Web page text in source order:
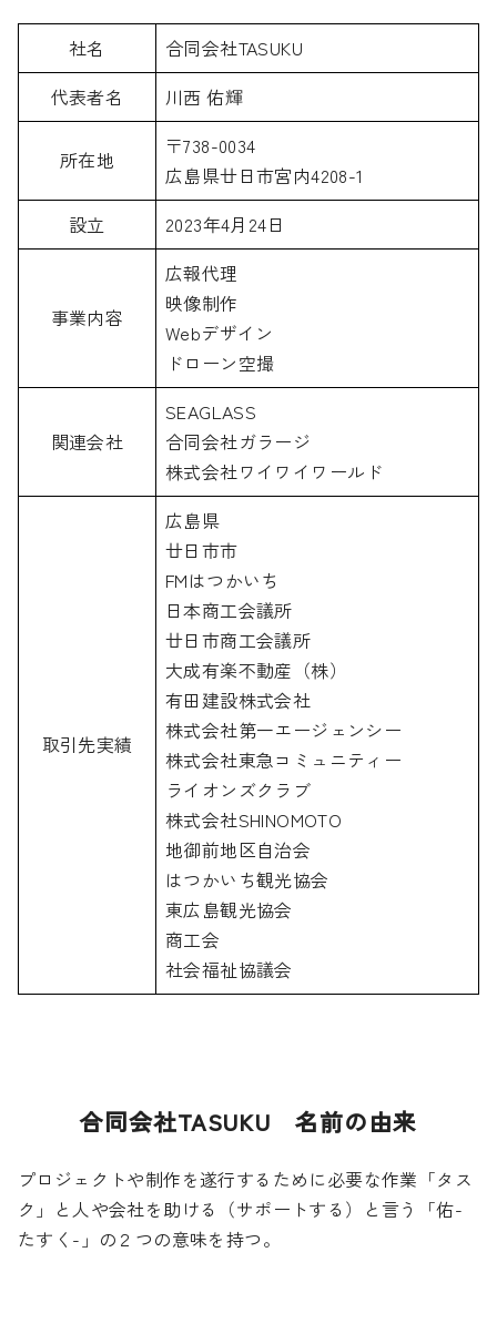
社名
合同会社TASUKU
代表者名
川西 佑輝
所在地
〒738-0034
広島県廿日市宮内4208-1
設立
2023年4月24日
事業内容
広報代理
映像制作
Webデザイン
ドローン空撮
関連会社
SEAGLASS
合同会社ガラージ
株式会社ワイワイワールド
取引先実績
広島県
廿日市市
FMはつかいち
日本商工会議所
廿日市商工会議所
大成有楽不動産（株）
有田建設株式会社
株式会社第一エージェンシー
株式会社東急コミュニティー
ライオンズクラブ
株式会社SHINOMOTO
地御前地区自治会
はつかいち観光協会
東広島観光協会
商工会
社会福祉協議会
合同会社TASUKU 名前の由来
プロジェクトや制作を遂行するために必要な作業「タス
ク」と人や会社を助ける（サポートする）と言う「佑-
たすく-」の２つの意味を持つ。